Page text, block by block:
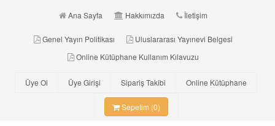
Ana Sayfa Hakkımızda İletişim
Genel Yayın Politikası
Uluslararası Yayınevi Belgesi
Online Kütüphane Kullanım Kılavuzu
Üye Ol Üye Girişi Sipariş Takibi Online Kütüphane
Sepetim (0)